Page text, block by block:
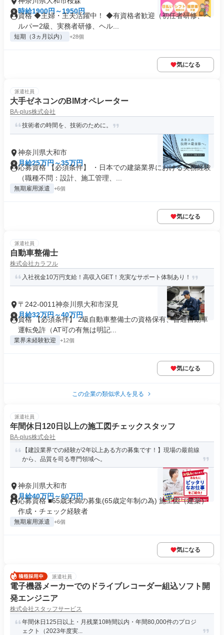
時給1900円～1950円
資格 ◆主婦・主夫活躍中！ ◆有資格者歓迎（初任者研修、ヘ
ルパー2級、実務者研修、ヘル...
短期（3ヵ月以内） +28個
気になる
派遣社員
大手ゼネコンのBIMオペレーター
BA-plus株式会社
技術者の時間を、技術のために。
神奈川県大和市
月給25万円～35万円
応募資格 【必須条件】 ・日本での建築業界における実務経験
（職種不問：設計、施工管理、...
無期雇用派遣 +6個
気になる
派遣社員
自動車整備士
株式会社カラフル
入社祝金10万円支給！高収入GET！充実なサポート体制あり！
〒242-0011神奈川県大和市深見
月給32万円～40万円
資格 【必須条件】 2級自動車整備士の資格保有、普通自動車
運転免許（AT可の有無は明記...
業界未経験歓迎 +12個
気になる
この企業の類似求人を見る
派遣社員
年間休日120日以上の施工図チェックスタッフ
BA-plus株式会社
【建設業界での経験が2年以上ある方の募集です！】現場の最前線
から、品質を司る専門領域へ。
神奈川県大和市
月給40万円～60万円
応募資格 ■65歳未満の募集(65歳定年制の為) 施工図（建築）
作成・チェック経験者
無期雇用派遣 +6個
気になる
派遣社員
電子機器メーカーでのドライブレコーダー組込ソフト開
発エンジニア
株式会社スタッフサービス
年間休日125日以上・月残業10時間以内・年間80,000件のプロジ
ェクト（2023年度実...